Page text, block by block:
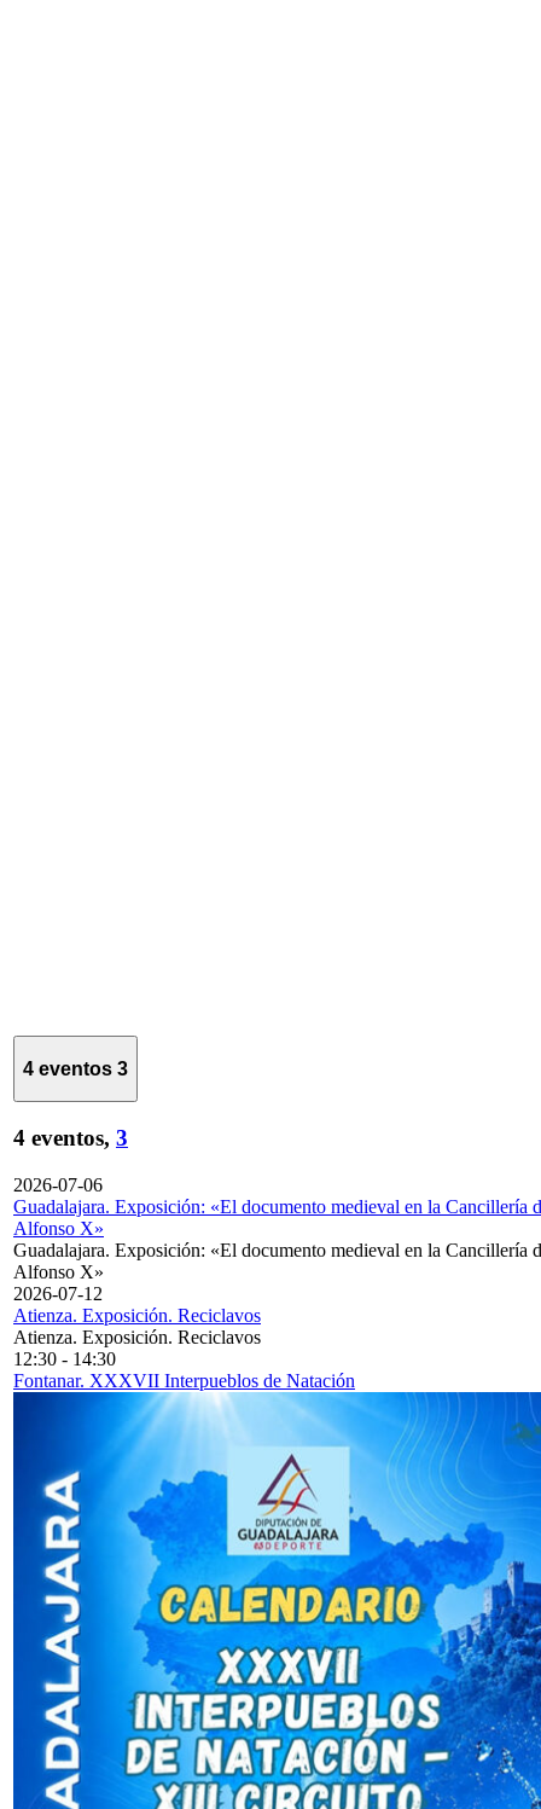
4 eventos 3
4 eventos, 3
2026-07-06
Guadalajara. Exposición: «El documento medieval en la Cancillería
Alfonso X»
Guadalajara. Exposición: «El documento medieval en la Cancillería
Alfonso X»
2026-07-12
Atienza. Exposición. Reciclavos
Atienza. Exposición. Reciclavos
12:30 - 14:30
Fontanar. XXXVII Interpueblos de Natación